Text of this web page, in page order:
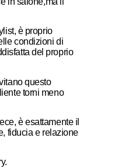
è proprio
condizioni di
del proprio
questo
torni meno
è esattamente il
fiducia e relazione